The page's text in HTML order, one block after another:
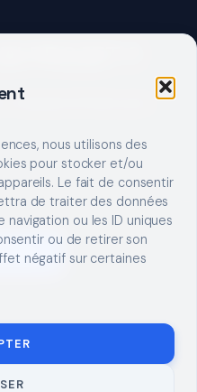
nous utilisons des
pour stocker et/ou
Le fait de consentir
de traiter des données
ou les ID uniques
ou de retirer son
négatif sur certaines
PROJET ?
trouvez le bon pro.